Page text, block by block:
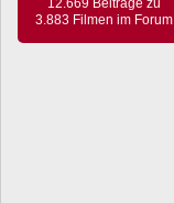
12.669 Beiträge zu
3.883 Filmen im Forum